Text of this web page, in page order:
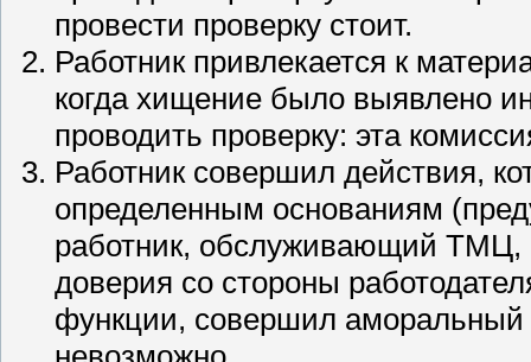
провести проверку стоит.
Работник привлекается к
когда хищение было выявлено
проводить проверку: эта
Работник совершил действия,
определенным основаниям
работник, обслуживающий ТМЦ,
доверия со стороны
функции, совершил аморальный